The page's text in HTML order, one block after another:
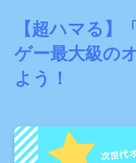
【超ハマる】
ゲー最大級の
よう！